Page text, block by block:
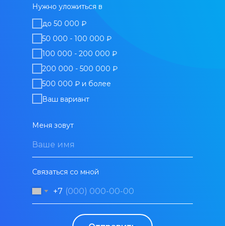
Нужно уложиться в
до 50 000 ₽
50 000 - 100 000 ₽
100 000 - 200 000 ₽
200 000 - 500 000 ₽
500 000 ₽ и более
Ваш вариант
Меня зовут
Связаться со мной
+7